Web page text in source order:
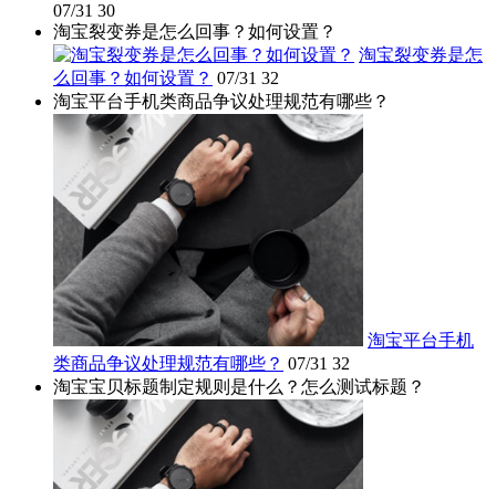
07/31 30
淘宝裂变券是怎么回事？如何设置？
淘宝裂变券是怎
么回事？如何设置？ 07/31 32
淘宝平台手机类商品争议处理规范有哪些？
淘宝平台手机
类商品争议处理规范有哪些？ 07/31 32
淘宝宝贝标题制定规则是什么？怎么测试标题？